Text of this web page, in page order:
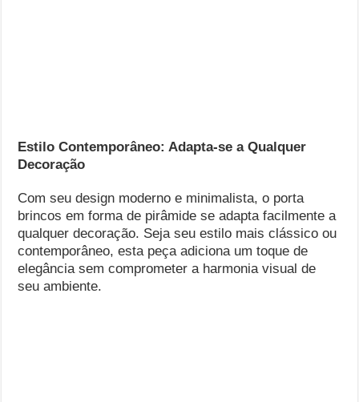
Estilo Contemporâneo: Adapta-se a Qualquer
Decoração
Com seu design moderno e minimalista, o porta
brincos em forma de pirâmide se adapta facilmente a
qualquer decoração. Seja seu estilo mais clássico ou
contemporâneo, esta peça adiciona um toque de
elegância sem comprometer a harmonia visual de
seu ambiente.